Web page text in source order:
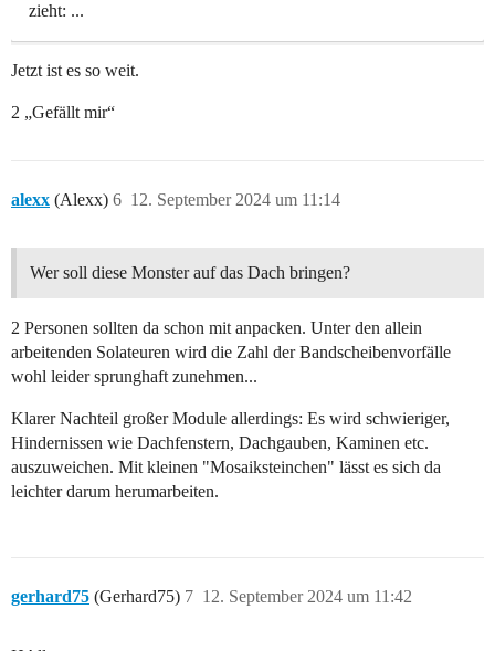
zieht: ...
Jetzt ist es so weit.
2 „Gefällt mir“
alexx (Alexx) 12. September 2024 um 11:14
6
Wer soll diese Monster auf das Dach bringen?
2 Personen sollten da schon mit anpacken. Unter den allein
arbeitenden Solateuren wird die Zahl der Bandscheibenvorfälle
wohl leider sprunghaft zunehmen...
Klarer Nachteil großer Module allerdings: Es wird schwieriger,
Hindernissen wie Dachfenstern, Dachgauben, Kaminen etc.
auszuweichen. Mit kleinen "Mosaiksteinchen" lässt es sich da
leichter darum herumarbeiten.
gerhard75 (Gerhard75) 12. September 2024 um 11:42
7